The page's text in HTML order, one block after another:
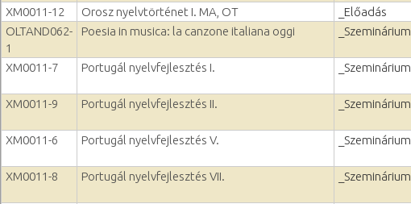
XM0011-12
Orosz nyelvtörténet I. MA, OT _Előadás
OLTAND062-
1
Poesia in musica: la canzone italiana oggi _Szeminárium
XM0011-7
Portugál nyelvfejlesztés I. _Szeminárium
XM0011-9
Portugál nyelvfejlesztés II. _Szeminárium
XM0011-6
Portugál nyelvfejlesztés V. _Szeminárium
XM0011-8
Portugál nyelvfejlesztés VII. _Szeminárium